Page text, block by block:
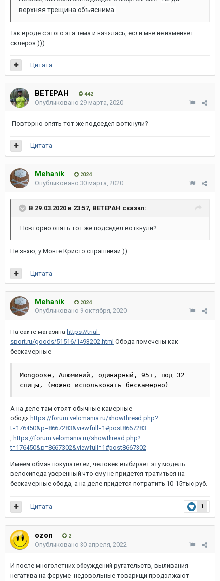
верхняя трещина объяснима.
Так вроде с этого эта тема и началась, если мне не изменяет
склероз.)))
Цитата
ВЕТЕРАН 442
Опубликовано 29 марта, 2020
Повторно опять тот же подседел воткнули?
Цитата
Mehanik 2024
Опубликовано 30 марта, 2020
В 29.03.2020 в 23:57, ВЕТЕРАН сказал:
Повторно опять тот же подседел воткнули?
Не знаю, у Монте Кристо спрашивай.))
Цитата
Mehanik 2024
Опубликовано 9 октября, 2020
На сайте магазина https://trial-
sport.ru/goods/51516/1493202.html Обода помечены как
бескамерные
Mongoose, Алюминий, одинарный, 95i, под 32
спицы, (можно использовать бескамерно)
А на деле там стоят обычные камерные
обода https://forum.velomania.ru/showthread.php?
t=176450&p=8667283&viewfull=1#post8667283
, https://forum.velomania.ru/showthread.php?
t=176450&p=8667302&viewfull=1#post8667302
Имеем обман покупателей, человек выбирает эту модель
велосипеда уверенный что ему не придется тратиться на
бескамерные обода, а на деле придется потратить 10-15тыс руб.
1
Цитата
ozon 2
Опубликовано 30 апреля, 2022
И после многолетних обсуждений ругательств, выливания
негатива на форуме недовольные товарищи продолжают